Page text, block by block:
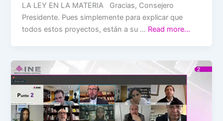
LA LEY EN LA MATERIA Gracias, Consejero
Presidente. Pues simplemente para explicar que
todos estos proyectos, están a su … Read more…